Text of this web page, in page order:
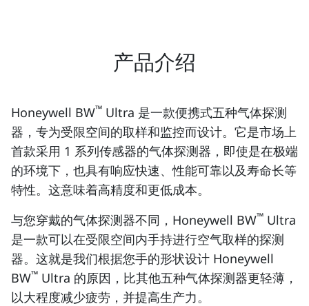
产品介绍
Honeywell BW™ Ultra 是一款便携式五种气体探测
器，专为受限空间的取样和监控而设计。它是市场上
首款采用 1 系列传感器的气体探测器，即使是在极端
的环境下，也具有响应快速、性能可靠以及寿命长等
特性。这意味着高精度和更低成本。
与您穿戴的气体探测器不同，Honeywell BW™ Ultra
是一款可以在受限空间内手持进行空气取样的探测
器。这就是我们根据您手的形状设计 Honeywell
BW™ Ultra 的原因，比其他五种气体探测器更轻薄，
以大程度减少疲劳，并提高生产力。